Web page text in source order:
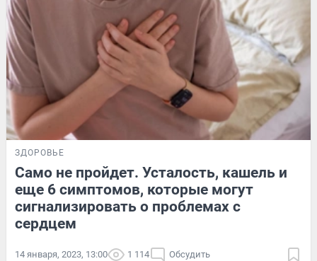
ЗДОРОВЬЕ
Само не пройдет. Усталость, кашель и
еще 6 симптомов, которые могут
сигнализировать о проблемах с
сердцем
14 января, 2023, 13:00 1 114 Обсудить